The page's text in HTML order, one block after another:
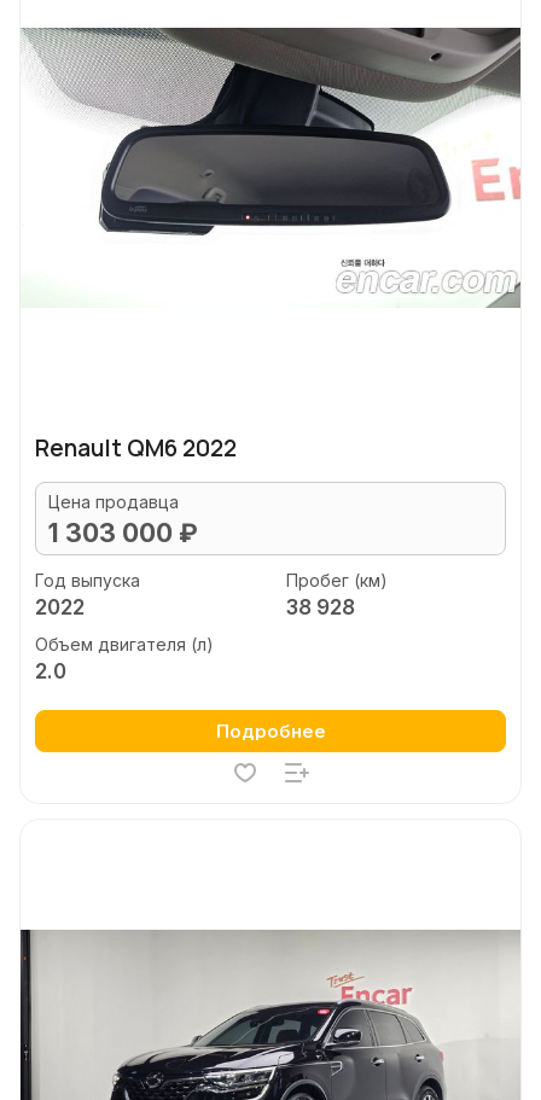
Renault QM6 2022
Цена продавца
1 303 000 ₽
Год выпуска
2022
Пробег (км)
38 928
Объем двигателя (л)
2.0
Подробнее